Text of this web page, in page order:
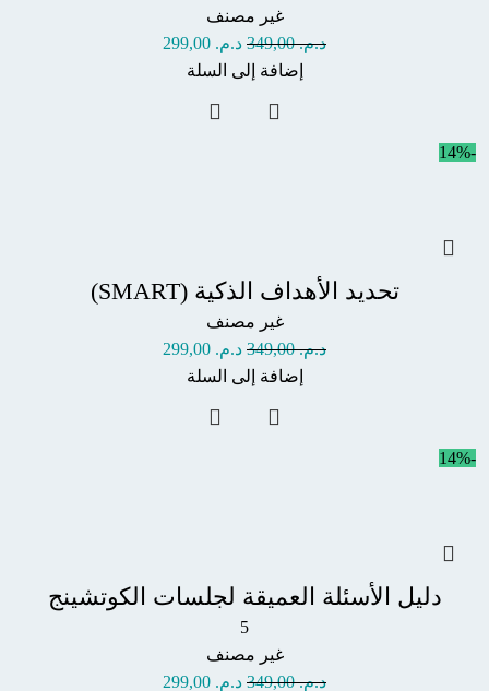
غير مصنف
د.م.349,00 د.م.
إضافة إلى السلة
-14%
تحديد الأهداف الذكية (SMART)
غير مصنف
د.م.349,00 د.م.
إضافة إلى السلة
-14%
دليل الأسئلة العميقة لجلسات الكوتشينج
5
غير مصنف
د.م.349,00 د.م.